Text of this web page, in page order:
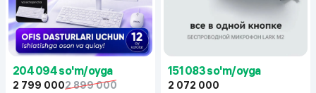
204 094 so'm/oyga
2 799 0002 899 000
151 083 so'm/oyga
2 072 000